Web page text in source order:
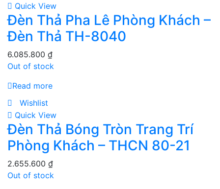
Quick View
Đèn Thả Pha Lê Phòng Khách –
Đèn Thả TH-8040
6.085.800 ₫
Out of stock
Read more
Wishlist
Quick View
Đèn Thả Bóng Tròn Trang Trí
Phòng Khách – THCN 80-21
2.655.600 ₫
Out of stock